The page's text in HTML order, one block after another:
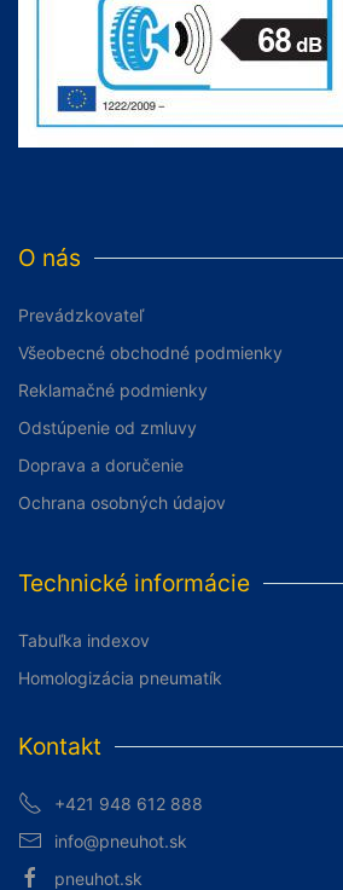
O nás
Prevádzkovateľ
Všeobecné obchodné podmienky
Reklamačné podmienky
Odstúpenie od zmluvy
Doprava a doručenie
Ochrana osobných údajov
Technické informácie
Tabuľka indexov
Homologizácia pneumatík
Kontakt
+421 948 612 888
info@pneuhot.sk
pneuhot.sk